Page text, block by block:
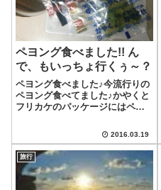
ペヨング食べました!! ん
で、もいっちょ行くぅ～？
ペヨング食べました♪今流行りの
ペヨング食べてました♪かやくと
フリカケのパッケージにはペヤ
共用なんですね。違いはソース
と麺の量だそうです。もいっち
ょ行くゥ～？食べた感想は、ち
ょっと薄めかな…。まぁ、ウマ
イですが、私...
2016.03.19
旅行